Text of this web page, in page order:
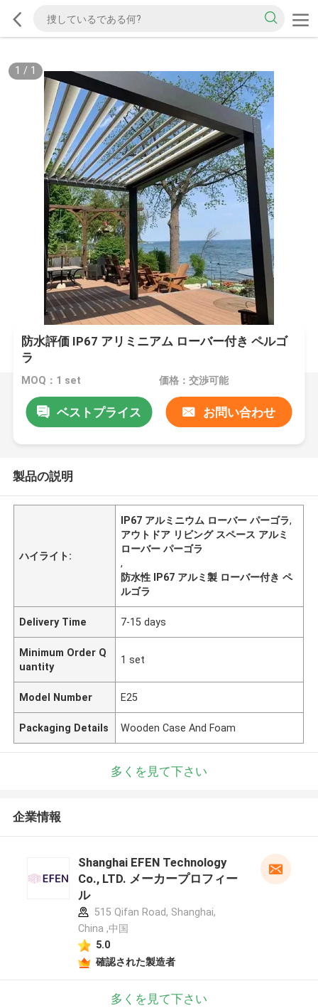
1 / 1
防水評価 IP67 アリミニアム ローバー付き ペルゴ
ラ
MOQ：1 set 価格：交渉可能
ベストプライス お問い合わせ
製品の説明
ハイライト:
IP67 アルミニウム ローバー パーゴラ,
アウトドア リビング スペース アルミ
ローバー パーゴラ
,
防水性 IP67 アルミ製 ローバー付き ペ
ルゴラ
Delivery Time 7-15 days
Minimum Order Q
uantity
1 set
Model Number E25
Packaging Details Wooden Case And Foam
多くを見て下さい
企業情報
Shanghai EFEN Technology
Co., LTD. メーカープロフィー
ル
515 Qifan Road, Shanghai,
China ,中国
5.0
確認された製造者
多くを見て下さい